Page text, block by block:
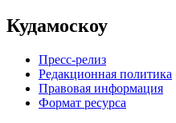
Кудамоскоу
Пресс-релиз
Редакционная политика
Правовая информация
Формат ресурса